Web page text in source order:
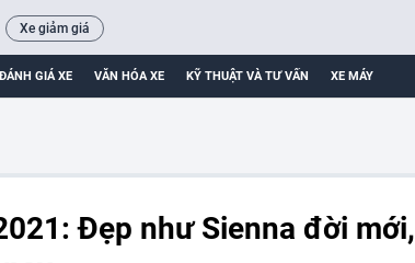
Xe giảm giá
ĐÁNH GIÁ XE VĂN HÓA XE KỸ THUẬT VÀ TƯ VẤN XE MÁY
Đẹp như Sienna đời mới,